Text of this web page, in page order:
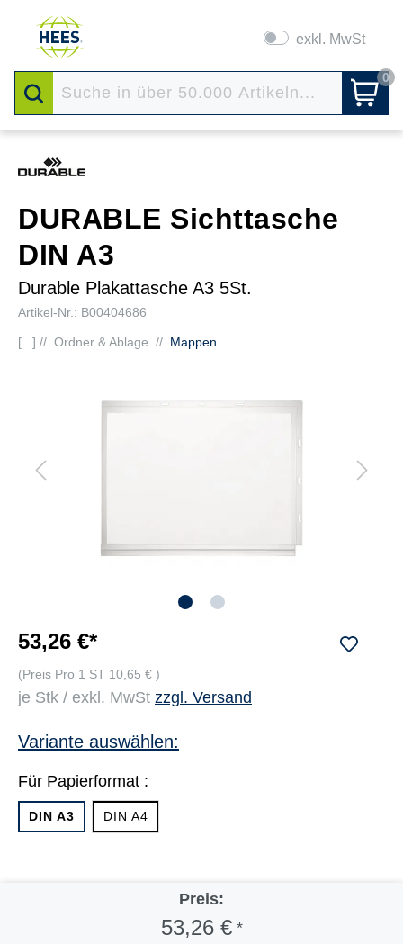
exkl. MwSt
0
DURABLE Sichttasche
DIN A3
Durable Plakattasche A3 5St.
Artikel-Nr.: B00404686
[...] // Ordner & Ablage // Mappen
53,26 €*
(Preis Pro 1 ST 10,65 € )
je Stk / exkl. MwSt zzgl. Versand
Variante auswählen:
Für Papierformat :
DIN A3 DIN A4
Preis:
53,26 €*